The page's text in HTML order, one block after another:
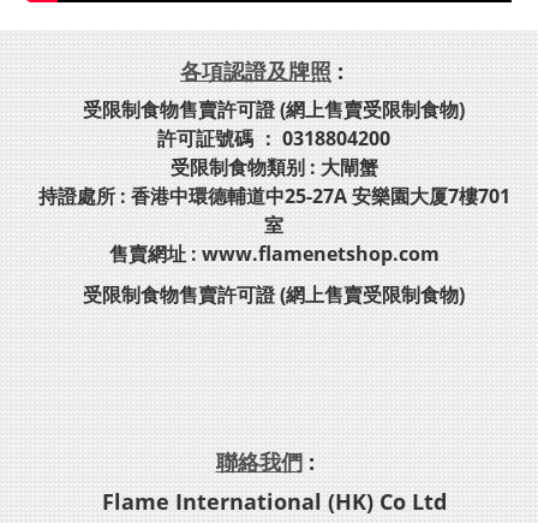
各項認證及牌照 :
受限制食物售賣許可證 (網上售賣受限制食物)
許可証號碼 ： 0318804200
受限制食物類别 : 大閘蟹
持證處所 : 香港中環德輔道中25-27A 安樂園大厦7樓701
室
售賣網址 : www.flamenetshop.com
受限制食物售賣許可證 (網上售賣受限制食物)
聯絡我們:
Flame International (HK) Co Ltd